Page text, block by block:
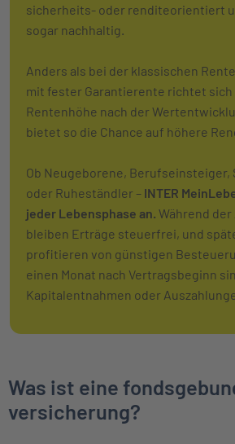
sicherheits- oder renditeorientiert
sogar nachhaltig.
Anders als bei der klassischen
mit fester Garantierente richtet sich
Rentenhöhe nach der
bietet so die Chance auf höhere
Ob Neugeborene, Berufseinsteiger,
oder Ruheständler – INTER
jeder Lebensphase an. Während
bleiben Erträge steuerfrei, und
profitieren von günstigen
einen Monat nach Vertragsbeginn
Kapitalentnahmen oder
Was ist eine
versicherung?